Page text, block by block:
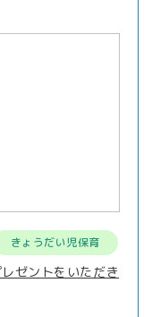
きょうだい児保育
ゼントをいただき